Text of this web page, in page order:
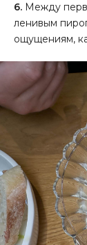
6. Между
ленивым
ощущениям,